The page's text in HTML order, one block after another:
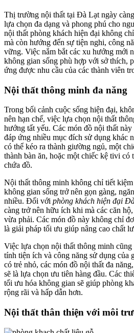
Thị trường nội thất tại Đà Lạt ngày
lựa chọn đa dạng và phong phú cho
nội thất phòng khách hiện đại không
mà còn hướng đến sự tiện nghi, công
vững. Việc nắm bắt các xu hướng mới
không gian sống phù hợp với sở thích,
ứng được nhu cầu của các thành viên
Nội thất thông minh đa năng
Trong bối cảnh cuộc sống hiện đại,
nên hạn chế, việc lựa chọn nội thất
hướng tất yếu. Các món đồ nội thất
đáp ứng nhiều mục đích sử dụng khác
có thể kéo ra thành giường ngủ, một
thành bàn ăn, hoặc một chiếc kệ tivi có
chứa đồ.
Nội thất thông minh không chỉ tiết
không gian sống trở nên gọn gàng,
nhiều. Đối với phòng khách hiện đại
càng trở nên hữu ích khi mà các căn
vừa phải. Các món đồ này không chỉ
là giải pháp tối ưu giúp nâng cao chất
Việc lựa chọn nội thất thông minh cũng
tính tiện ích và công năng sử dụng của
có trẻ nhỏ, các món đồ nội thất đa
sẽ là lựa chọn ưu tiên hàng đầu. Các
tối ưu hóa không gian sẽ giúp phòng
rộng rãi và hấp dẫn hơn.
Nội thất thân thiện với môi